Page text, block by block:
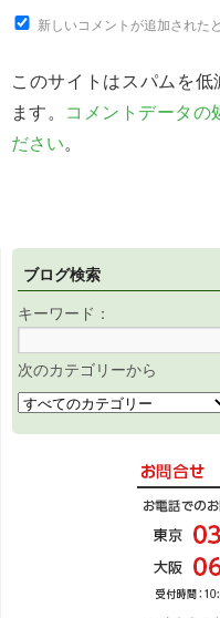
新しいコメントが追加された
このサイトはスパムを低
ます。 コメントデータの
ださい。
ブログ検索
キーワード：
次のカテゴリーから